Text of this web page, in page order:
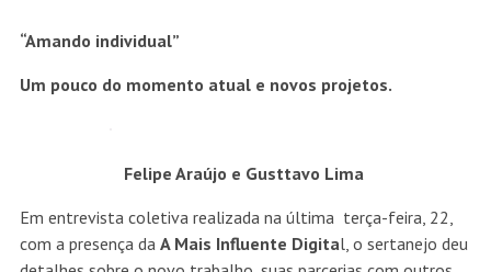
“Amando individual”
Um pouco do momento atual e novos projetos.
Felipe Araújo e Gusttavo Lima
Em entrevista coletiva realizada na última terça-feira, 22,
com a presença da A Mais Influente Digital, o sertanejo deu